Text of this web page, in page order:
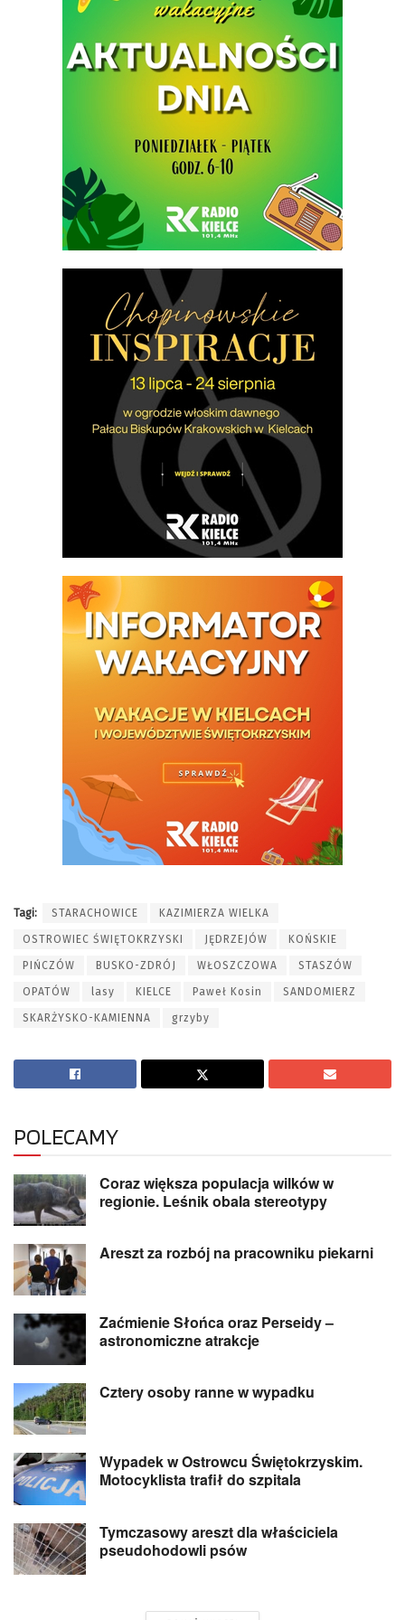
Tagi: STARACHOWICE KAZIMIERZA WIELKA
OSTROWIEC ŚWIĘTOKRZYSKI JĘDRZEJÓW KOŃSKIE
PIŃCZÓW BUSKO-ZDRÓJ WŁOSZCZOWA STASZÓW
OPATÓW lasy KIELCE Paweł Kosin SANDOMIERZ
SKARŻYSKO-KAMIENNA grzyby
POLECAMY
Coraz większa populacja wilków w
regionie. Leśnik obala stereotypy
Areszt za rozbój na pracowniku piekarni
Zaćmienie Słońca oraz Perseidy –
astronomiczne atrakcje
Cztery osoby ranne w wypadku
Wypadek w Ostrowcu Świętokrzyskim.
Motocyklista trafił do szpitala
Tymczasowy areszt dla właściciela
pseudohodowli psów